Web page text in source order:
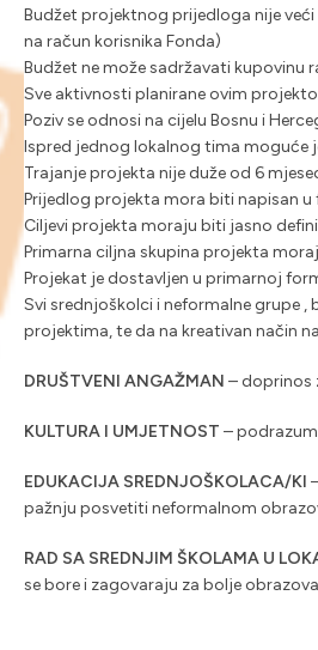
Budžet projektnog prijedloga nije
na račun korisnika Fonda)
Budžet ne može sadržavati kupovinu
Sve aktivnosti planirane ovim
Poziv se odnosi na cijelu Bosnu i
Ispred jednog lokalnog tima moguće
Trajanje projekta nije duže od 6
Prijedlog projekta mora biti napisan u
Ciljevi projekta moraju biti jasno
Primarna ciljna skupina projekta
Projekat je dostavljen u primarnoj
Svi srednjoškolci i neformalne grupe
projektima, te da na kreativan način
DRUŠTVENI ANGAŽMAN – doprinos
KULTURA I UMJETNOST –
EDUKACIJA SREDNJOŠKOLACA/KI
pažnju posvetiti neformalnom
RAD SA SREDNJIM ŠKOLAMA U
se bore i zagovaraju za bolje